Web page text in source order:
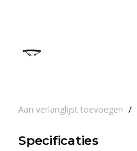
Aan verlanglijst toevoegen /
Specificaties